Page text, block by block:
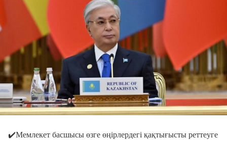
✔️Мемлекет басшысы өзге өңірлердегі қақтығысты реттеуге